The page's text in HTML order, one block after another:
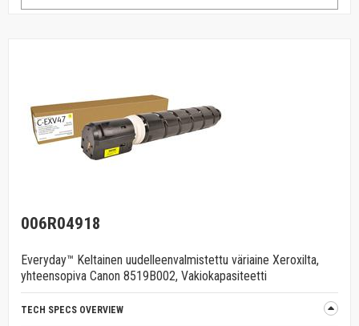
006R04918
Everyday™ Keltainen uudelleenvalmistettu väriaine Xeroxilta,
yhteensopiva Canon 8519B002, Vakiokapasiteetti
TECH SPECS OVERVIEW